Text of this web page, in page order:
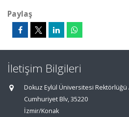
Paylaş
İletişim Bilgileri
Dokuz Eylül Üniversitesi Rektörlüğü
Cumhuriyet Blv, 35220
İzmir/Konak